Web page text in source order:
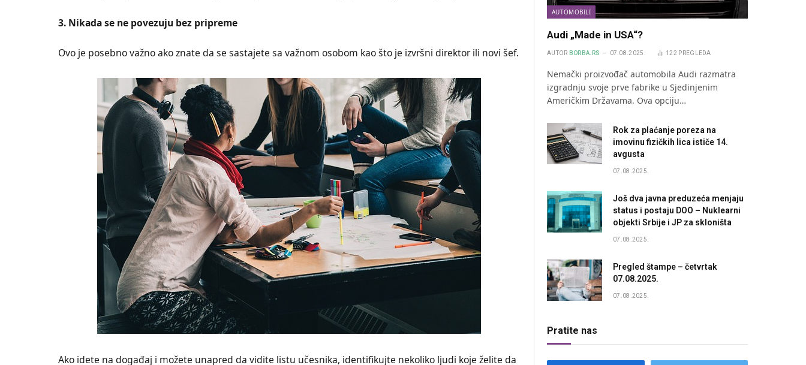
3. Nikada se ne povezuju bez pripreme
Ovo je posebno važno ako znate da se sastajete sa važnom osobom kao što je izvršni direktor ili novi šef.
Ako idete na događaj i možete unapred da vidite listu učesnika, identifikujte nekoliko ljudi koje želite da
AUTOMOBILI
Audi „Made in USA“?
AUTOR BORBA.RS 07.08.2025. 122 PREGLEDA
Nemački proizvođač automobila Audi razmatra
izgradnju svoje prve fabrike u Sjedinjenim
Američkim Državama. Ova opciju…
Rok za plaćanje poreza na
imovinu fizičkih lica ističe 14.
avgusta
07.08.2025.
Još dva javna preduzeća menjaju
status i postaju DOO – Nuklearni
objekti Srbije i JP za skloništa
07.08.2025.
Pregled štampe – četvrtak
07.08.2025.
07.08.2025.
Pratite nas